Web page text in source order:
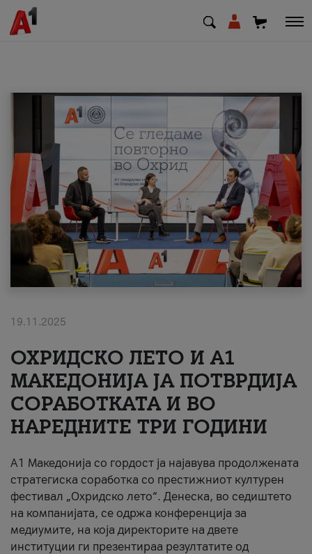
МК SQ
Приватни Деловни
Поддршка
Надополни кредит
#ПодобарОнлајн
19.11.2025
ОХРИДСКО ЛЕТО И A1
МАКЕДОНИЈА ЈА ПОТВРДИЈА
СОРАБОТКАТА И ВО
НАРЕДНИТЕ ТРИ ГОДИНИ
A1 Македонија со гордост ја најавува продолжената
стратегиска соработка со престижниот културен
фестивал „Охридско лето“. Денеска, во седиштето
на компанијата, се одржа конференција за
медиумите, на која директорите на двете
институции ги презентираа резултатите од